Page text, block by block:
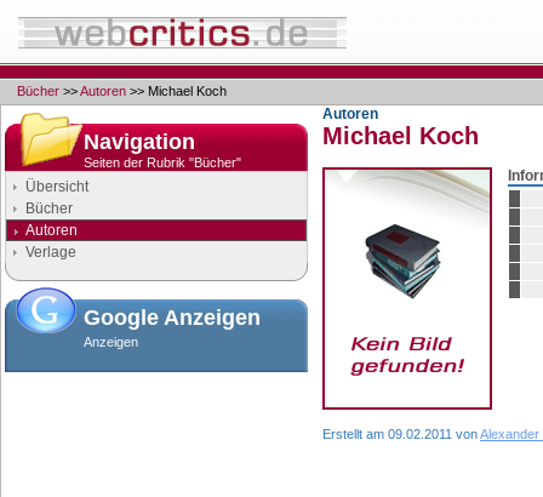
Bücher >>Autoren >> Michael Koch
Navigation
Seiten der Rubrik "Bücher"
Übersicht
Bücher
Autoren
Verlage
Google Anzeigen
Anzeigen
Autoren
Michael Koch
Erstellt am 09.02.2011 vonAlexander